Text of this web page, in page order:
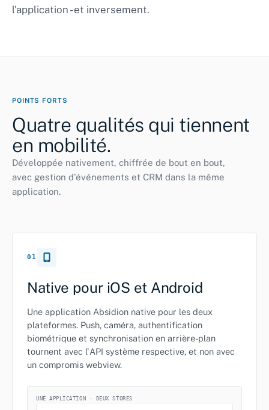
l'application - et inversement.
POINTS FORTS
Quatre qualités qui tiennent
en mobilité.
Développée nativement, chiffrée de bout en bout,
avec gestion d'événements et CRM dans la même
application.
01
Native pour iOS et Android
Une application Absidion native pour les deux
plateformes. Push, caméra, authentification
biométrique et synchronisation en arrière-plan
tournent avec l'API système respective, et non avec
un compromis webview.
UNE APPLICATION · DEUX STORES